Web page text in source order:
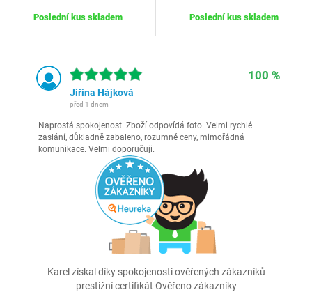
Poslední kus skladem Poslední kus skladem
100 %
Jiřina Hájková
před 1 dnem
Naprostá spokojenost. Zboží odpovídá foto. Velmi rychlé
zaslání, důkladně zabaleno, rozumné ceny, mimořádná
komunikace. Velmi doporučuji.
Karel získal díky spokojenosti ověřených zákazníků
prestižní certifikát Ověřeno zákazníky